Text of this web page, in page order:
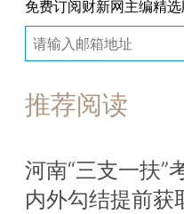
免费订阅财新网主编精
推荐阅读
河南“三支一扶”
内外勾结提前获